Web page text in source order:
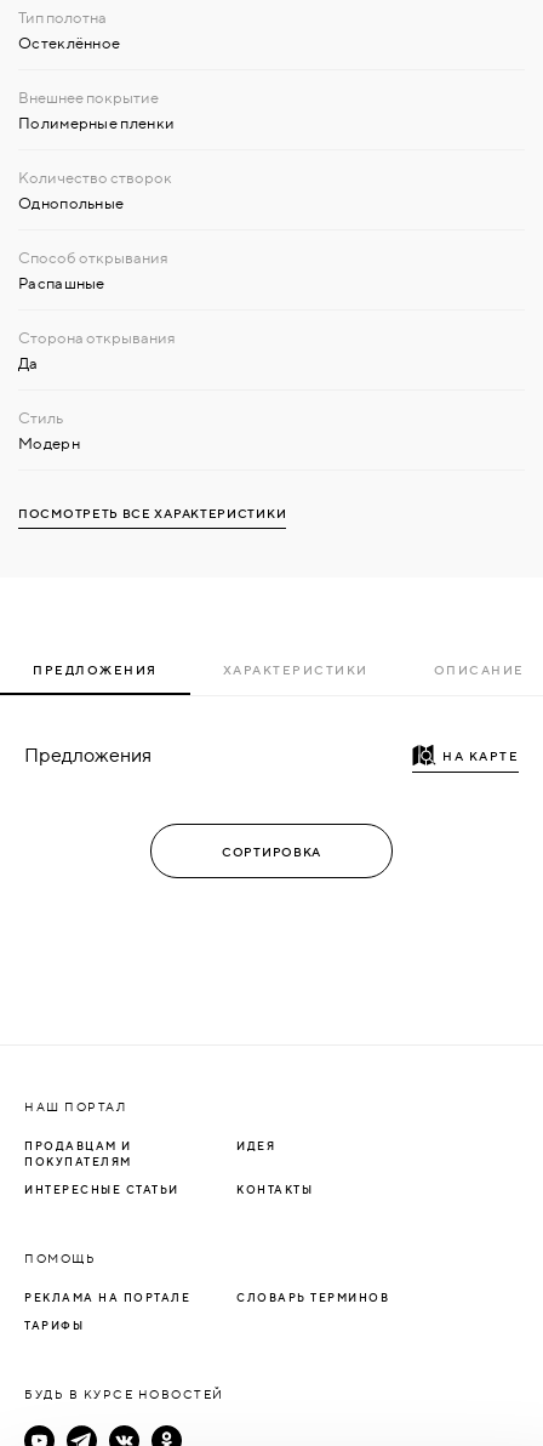
Остеклённое
Полимерные пленки
Однопольные
Распашные
Да
Модерн
ПОСМОТРЕТЬ ВСЕ ХАРАКТЕРИСТИКИ
ПРЕДЛОЖЕНИЯ ХАРАКТЕРИСТИКИ ОПИСАНИЕ
Предложения НА КАРТЕ
НАШ ПОРТАЛ
ПРОДАВЦАМ И
ПОКУПАТЕЛЯМ
ИДЕЯ
ИНТЕРЕСНЫЕ СТАТЬИ КОНТАКТЫ
ПОМОЩЬ
РЕКЛАМА НА ПОРТАЛЕ СЛОВАРЬ ТЕРМИНОВ
ТАРИФЫ
БУДЬ В КУРСЕ НОВОСТЕЙ